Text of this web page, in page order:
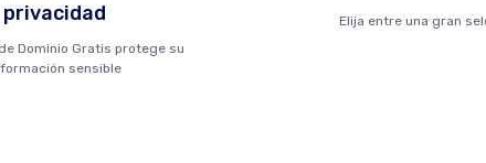
privacidad
Dominio Gratis protege su
sensible
Elija entre una gran